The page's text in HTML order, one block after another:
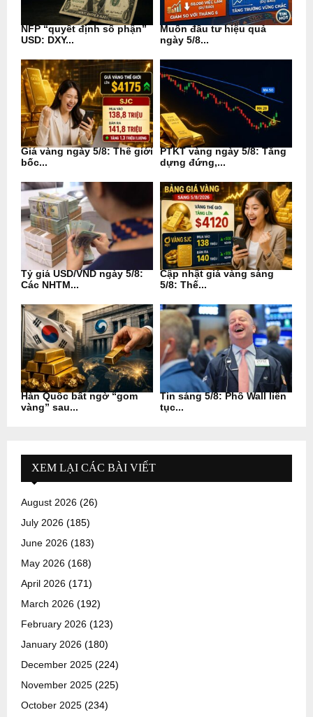
NFP “quyết định số phận”
USD: DXY...
Muốn đầu tư hiệu quả
ngày 5/8...
Giá vàng ngày 5/8: Thế giới
bốc...
PTKT vàng ngày 5/8: Tăng
dựng đứng,...
Tỷ giá USD/VND ngày 5/8:
Các NHTM...
Cập nhật giá vàng sáng
5/8: Thế...
Hàn Quốc bất ngờ “gom
vàng” sau...
Tin sáng 5/8: Phố Wall liên
tục...
XEM LẠI CÁC BÀI VIẾT
August 2026 (26)
July 2026 (185)
June 2026 (183)
May 2026 (168)
April 2026 (171)
March 2026 (192)
February 2026 (123)
January 2026 (180)
December 2025 (224)
November 2025 (225)
October 2025 (234)